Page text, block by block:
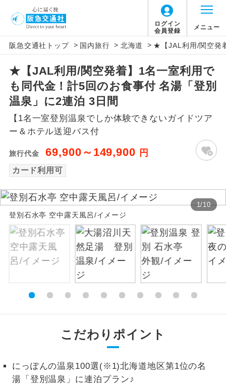
ログイン
会員登録
メニュー
阪急交通社トップ > 国内旅行 > 北海道 > ★【JAL利用/関空発
★【JAL利用/関空発着】1名一室利用で
も同代金！計5回のお食事付 名湯「登別
温泉」に2連泊 3日間
【1名一室登別温泉でしか体験できないガイドツア
ー＆ホテル送迎バス付
旅行代金 69,900～149,900 円
カード利用可
1/10
登別石水亭 空中露天風呂/イメージ
こだわりポイント
にっぽんの温泉100選(※1)北海道地区第1位の名
湯「登別温泉」に連泊プラン♪
アイコン 説明
添乗員同行
往路出発空港（駅）から復路到着空港
（駅）まで同行します。
現地添乗員同
行
現地到着空港（駅）から最終日出発空港
（駅）まで添乗員が同行します。
バスガイド乗
務
バスガイドが乗務し、車内での観光案内
があります。
世界遺産
ユネスコに登録されている文化遺産や自
然遺産を訪ねるコースです。
絶景 絶景スポットに立ち寄るコースです。
温泉地にも宿泊するコースです。
ご宿泊ホテルに露天風呂が付いていま
ご宿泊ホテルに大浴場が付いています。
全食事付き
事の心配はいりません。（機内食を除
く）